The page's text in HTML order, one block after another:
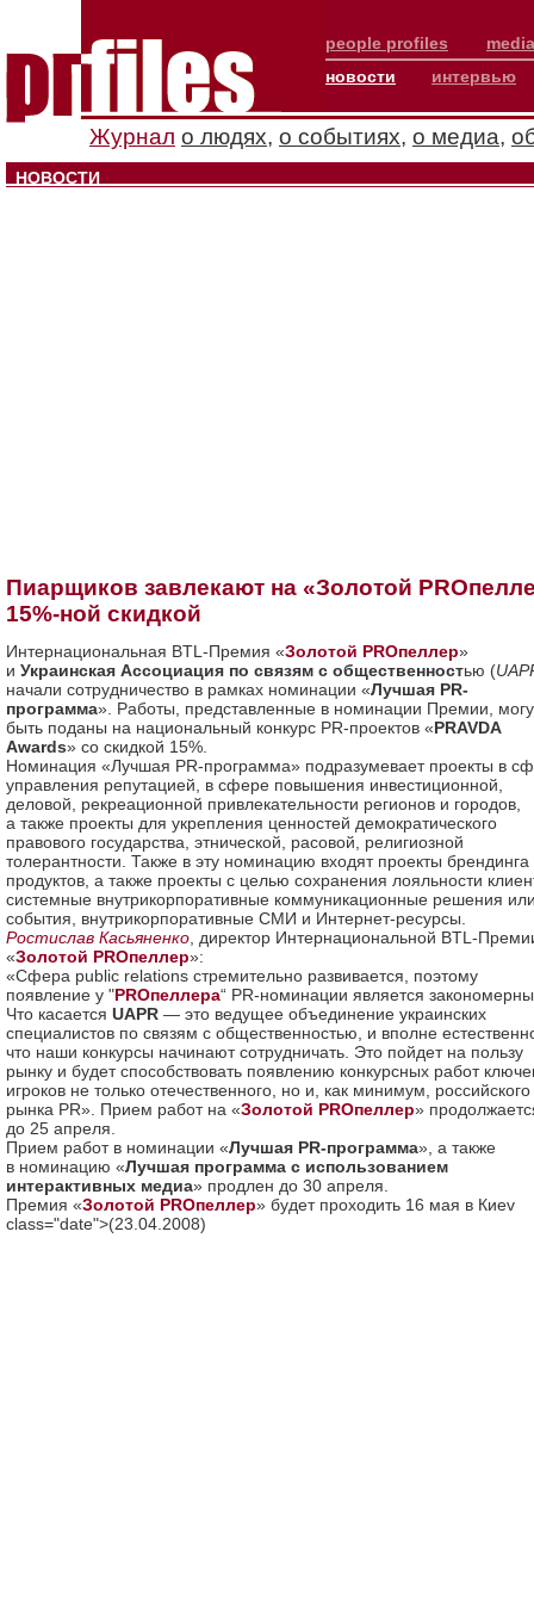
people profiles
новости
интервью
Журнал о людях, о событиях, о медиа,
НОВОСТИ
Пиарщиков завлекают на «Золотой
15%-ной скидкой
Интернациональная BTL-Премия «Золотой PROпеллер»
и Украинская Ассоциация по связям с общественностью (
начали сотрудничество в рамках номинации «Лучшая PR-
программа». Работы, представленные в номинации Премии,
быть поданы на национальный конкурс PR-проектов «PRAVDA
Awards» со скидкой 15%.
Номинация «Лучшая PR-программа» подразумевает проекты в
управления репутацией, в сфере повышения инвестиционной,
деловой, рекреационной привлекательности регионов и городов,
а также проекты для укрепления ценностей демократического
правового государства, этнической, расовой, религиозной
толерантности. Также в эту номинацию входят проекты брендинга
продуктов, а также проекты с целью сохранения лояльности
системные внутрикорпоративные коммуникационные решения
события, внутрикорпоративные СМИ и Интернет-ресурсы.
Ростислав Касьяненко , директор Интернациональной BTL-
«Золотой PROпеллер»:
«Сфера public relations стремительно развивается, поэтому
появление у "PROпеллера“ PR-номинации является
Что касается UAPR — это ведущее объединение украинских
специалистов по связям с общественностью, и вполне
что наши конкурсы начинают сотрудничать. Это пойдет на пользу
рынку и будет способствовать появлению конкурсных работ
игроков не только отечественного, но и, как минимум, российского
рынка PR». Прием работ на «Золотой PROпеллер»
до 25 апреля.
Прием работ в номинации «Лучшая PR-программа», а также
в номинацию «Лучшая программа с использованием
интерактивных медиа» продлен до 30 апреля.
Премия «Золотой PROпеллер» будет проходить 16 мая в Киеv
class="date">(23.04.2008)